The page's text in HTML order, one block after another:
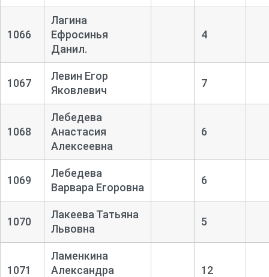
1066
Лагина
Ефросинья
Данил.
4
1067
Левин Егор
Яковлевич
7
1068
Лебедева
Анастасия
Алексеевна
6
1069
Лебедева
Варвара Егоровна
6
1070
Лакеева Татьяна
Львовна
5
1071
Ламенкина
Александра
12